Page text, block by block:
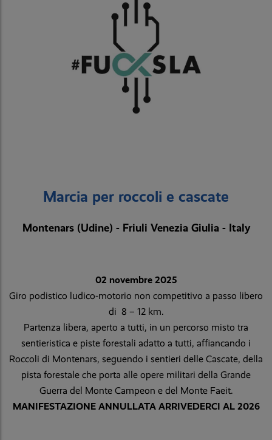
Marcia per roccoli e cascate
Montenars (Udine) - Friuli Venezia Giulia - Italy
02 novembre 2025
Giro podistico ludico-motorio non competitivo a passo libero
di 8 – 12 km.
Partenza libera, aperto a tutti, in un percorso misto tra
sentieristica e piste forestali adatto a tutti, affiancando i
Roccoli di Montenars, seguendo i sentieri delle Cascate, della
pista forestale che porta alle opere militari della Grande
Guerra del Monte Campeon e del Monte Faeit.
MANIFESTAZIONE ANNULLATA ARRIVEDERCI AL 2026